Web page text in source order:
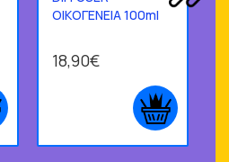
ΟΙΚΟΓΕΝΕΙΑ 100ml
18,90€